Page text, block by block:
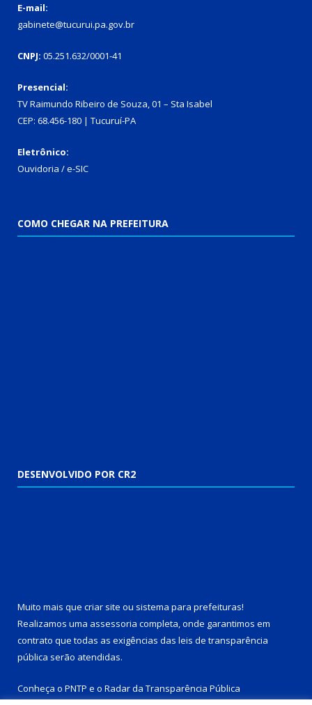
E-mail:
gabinete@tucurui.pa.gov.br
CNPJ: 05.251.632/0001-41
Presencial:
TV Raimundo Ribeiro de Souza, 01 – Sta Isabel
CEP: 68.456-180 | Tucuruí-PA
Eletrônico:
Ouvidoria /e-SIC
COMO CHEGAR NA PREFEITURA
DESENVOLVIDO POR CR2
Muito mais que criar site ou sistema para prefeituras!
Realizamos uma assessoria completa, onde garantimos em
contrato que todas as exigências das leis de transparência
pública serão atendidas.
Conheça o PNTP e o Radar da Transparência Pública